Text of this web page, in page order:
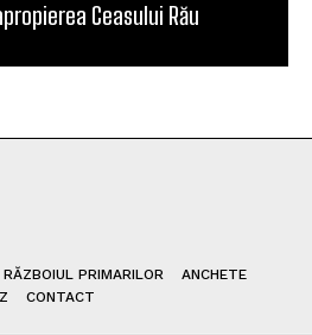
Ceasului Rău
PRIMARILOR
ANCHETE
CONTACT